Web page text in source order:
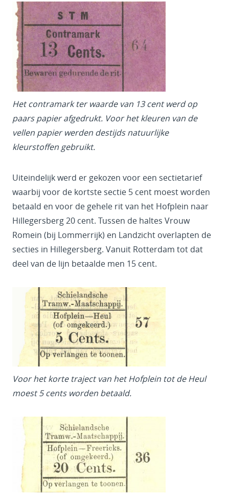
Het contramark ter waarde van 13 cent werd op
paars papier afgedrukt. Voor het kleuren van de
vellen papier werden destijds natuurlijke
kleurstoffen gebruikt.
Uiteindelijk werd er gekozen voor een sectietarief
waarbij voor de kortste sectie 5 cent moest worden
betaald en voor de gehele rit van het Hofplein naar
Hillegersberg 20 cent. Tussen de haltes Vrouw
Romein (bij Lommerrijk) en Landzicht overlapten de
secties in Hillegersberg. Vanuit Rotterdam tot dat
deel van de lijn betaalde men 15 cent.
Voor het korte traject van het Hofplein tot de Heul
moest 5 cents worden betaald.